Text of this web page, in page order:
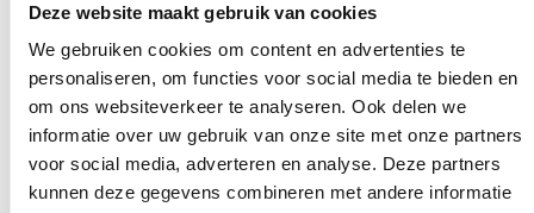
Deze website maakt gebruik van cookies
We gebruiken cookies om content en advertenties te
personaliseren, om functies voor social media te bieden en
om ons websiteverkeer te analyseren. Ook delen we
informatie over uw gebruik van onze site met onze partners
voor social media, adverteren en analyse. Deze partners
kunnen deze gegevens combineren met andere informatie
Heb je een vraag?
Anca helpt je!
Vind je antwoord snel en makkelijk op onze klantenservice pagina.
Of contacteer ons via een van de onderstaande opties.
08:30 tot 17:00